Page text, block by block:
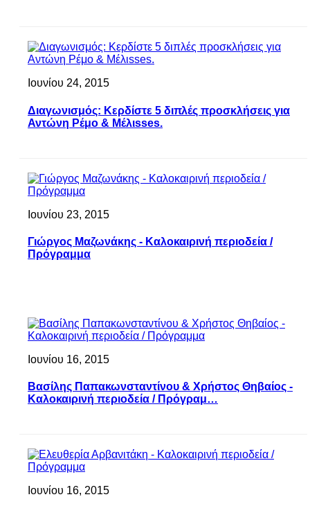
Ιουνίου 24, 2015
Διαγωνισμός: Κερδίστε 5 διπλές προσκλήσεις για
Αντώνη Ρέμο & Μέλιsses.
Ιουνίου 23, 2015
Γιώργος Μαζωνάκης - Καλοκαιρινή περιοδεία /
Πρόγραμμα
Ιουνίου 16, 2015
Βασίλης Παπακωνσταντίνου & Χρήστος Θηβαίος -
Καλοκαιρινή περιοδεία / Πρόγραμ…
Ιουνίου 16, 2015